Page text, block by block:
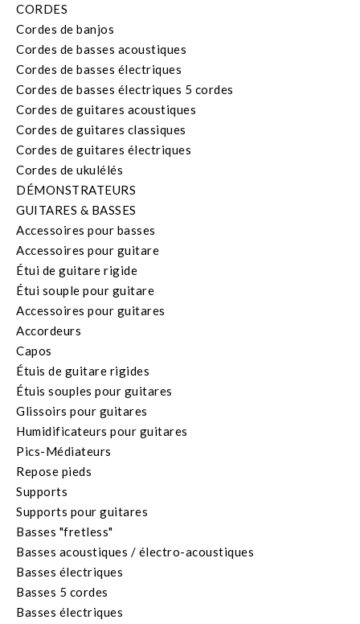
CORDES
Cordes de banjos
Cordes de basses acoustiques
Cordes de basses électriques
Cordes de basses électriques 5 cordes
Cordes de guitares acoustiques
Cordes de guitares classiques
Cordes de guitares électriques
Cordes de ukulélés
DÉMONSTRATEURS
GUITARES & BASSES
Accessoires pour basses
Accessoires pour guitare
Étui de guitare rigide
Étui souple pour guitare
Accessoires pour guitares
Accordeurs
Capos
Étuis de guitare rigides
Étuis souples pour guitares
Glissoirs pour guitares
Humidificateurs pour guitares
Pics-Médiateurs
Repose pieds
Supports
Supports pour guitares
Basses "fretless"
Basses acoustiques / électro-acoustiques
Basses électriques
Basses 5 cordes
Basses électriques